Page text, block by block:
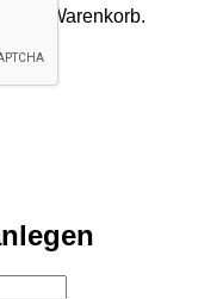
im Warenkorb.